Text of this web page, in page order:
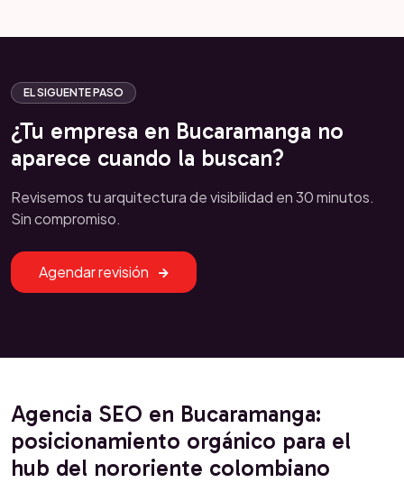
EL SIGUENTE PASO
¿Tu empresa en Bucaramanga no
aparece cuando la buscan?
Revisemos tu arquitectura de visibilidad en 30 minutos.
Sin compromiso.
Agendar revisión
Agencia SEO en Bucaramanga:
posicionamiento orgánico para el
hub del nororiente colombiano